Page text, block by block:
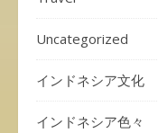
Uncategorized
インドネシア文化
インドネシア色々